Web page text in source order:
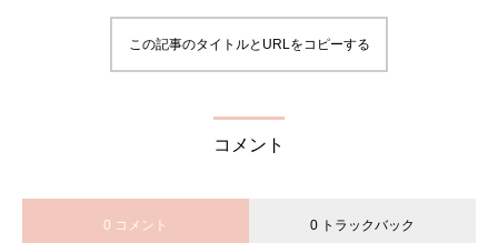
この記事のタイトルとURLをコピーする
コメント
0 コメント 0 トラックバック